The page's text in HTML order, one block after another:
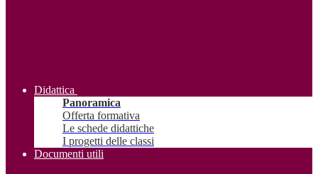
Didattica
Panoramica
Offerta formativa
Le schede didattiche
I progetti delle classi
Documenti utili